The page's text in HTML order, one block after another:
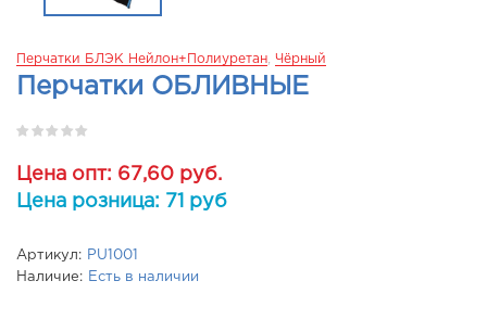
Перчатки БЛЭК Нейлон+полиуретан Чёрный
Перчатки ОБЛИВНЫЕ
Цена опт: 67,60 руб.
Цена розница: 71 руб
Артикул:
PU1001
Наличие:
Есть в наличии